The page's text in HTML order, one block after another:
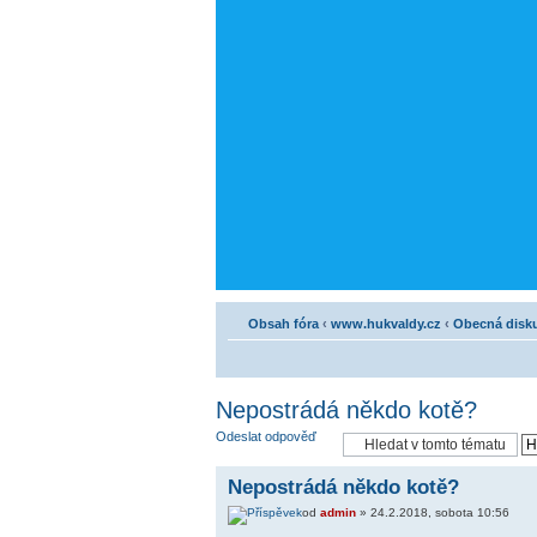
Obsah fóra ‹ www.hukvaldy.cz ‹ Obecná
Nepostrádá někdo kotě?
Odeslat odpověď
Nepostrádá někdo kotě?
od admin » 24.2.2018, sobota 10:56